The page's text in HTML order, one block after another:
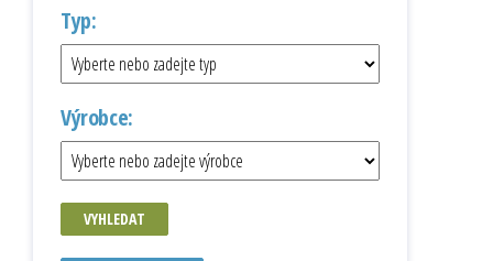
Typ:
Výrobce:
VYHLEDAT